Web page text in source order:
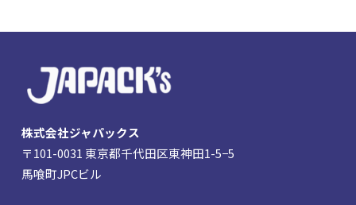
株式会社ジャパックス
〒101-0031 東京都千代田区東神田1-5−5
馬喰町JPCビル